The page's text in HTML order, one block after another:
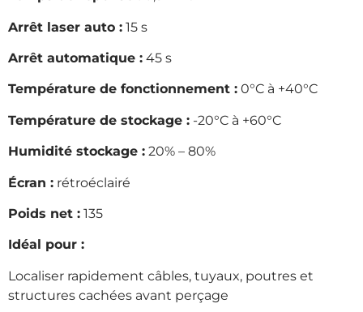
Arrêt laser auto : 15 s
Arrêt automatique : 45 s
Température de fonctionnement : 0°C à +40°C
Température de stockage : -20°C à +60°C
Humidité stockage : 20% – 80%
Écran : rétroéclairé
Poids net : 135
Idéal pour :
Localiser rapidement câbles, tuyaux, poutres et
structures cachées avant perçage